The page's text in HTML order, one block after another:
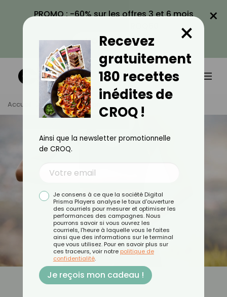
PROMO : -60% sur les offres 3 et 6 mois
VOIR LA PROMO
×
Accueil Tag Digestion
Recevez
gratuitement
180 recettes
inédites de
CROQ !
×
Ainsi que la newsletter promotionnelle
de CROQ.
Je consens à ce que la société Digital
Prisma Players analyse le taux d'ouverture
des courriels pour mesurer et optimiser les
performances des campagnes. Nous
pourrons savoir si vous ouvrez les
courriels, l'heure à laquelle vous le faites
ainsi que des informations sur le terminal
que vous utilisez. Pour en savoir plus sur
ces traceurs, voir notre politique de
confidentialité.
Je reçois mon cadeau !